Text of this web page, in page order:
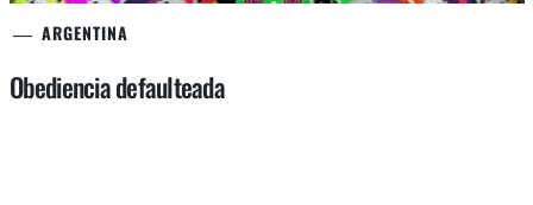
ARGENTINA
Obediencia defaulteada